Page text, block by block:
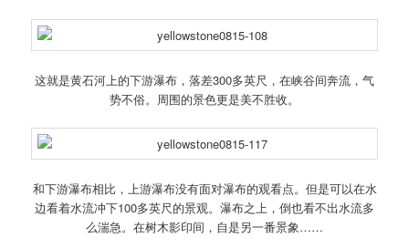
这就是黄石河上的下游瀑布，落差300多英尺，在峡谷间奔流，气
势不俗。周围的景色更是美不胜收。
和下游瀑布相比，上游瀑布没有面对瀑布的观看点。但是可以在水
边看着水流冲下100多英尺的景观。瀑布之上，倒也看不出水流多
么湍急。在树木影印间，自是另一番景象……